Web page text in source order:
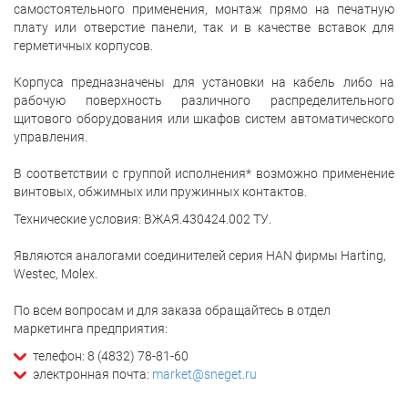
самостоятельного применения, монтаж прямо на печатную
плату или отверстие панели, так и в качестве вставок для
герметичных корпусов.
Корпуса предназначены для установки на кабель либо на
рабочую поверхность различного распределительного
щитового оборудования или шкафов систем автоматического
управления.
В соответствии с группой исполнения* возможно применение
винтовых, обжимных или пружинных контактов.
Технические условия: ВЖАЯ.430424.002 ТУ.
Являются аналогами соединителей серия HAN фирмы Harting,
Westec, Molex.
По всем вопросам и для заказа обращайтесь в отдел
маркетинга предприятия:
телефон: 8 (4832) 78-81-60
электронная почта: market@sneget.ru